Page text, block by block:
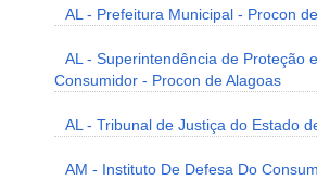
AL - Prefeitura Municipal - Procon
AL - Superintendência de Proteção
Consumidor - Procon de Alagoas
AL - Tribunal de Justiça do Estado
AM - Instituto De Defesa Do